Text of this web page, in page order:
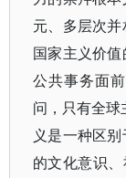
元、多层次
国家主义价
公共事务面
问，只有全球
义是一种区
的文化意识